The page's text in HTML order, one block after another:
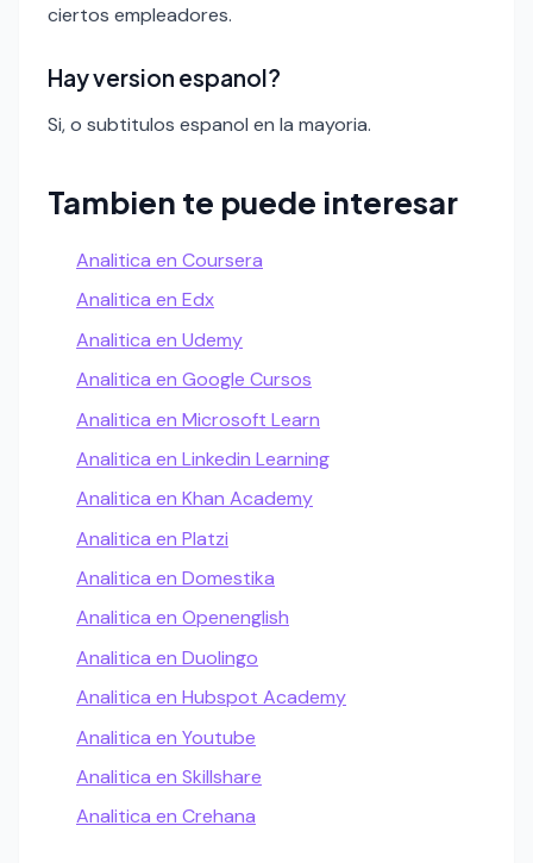
ciertos empleadores.
Hay version espanol?
Si, o subtitulos espanol en la mayoria.
Tambien te puede interesar
Analitica en Coursera
Analitica en Edx
Analitica en Udemy
Analitica en Google Cursos
Analitica en Microsoft Learn
Analitica en Linkedin Learning
Analitica en Khan Academy
Analitica en Platzi
Analitica en Domestika
Analitica en Openenglish
Analitica en Duolingo
Analitica en Hubspot Academy
Analitica en Youtube
Analitica en Skillshare
Analitica en Crehana